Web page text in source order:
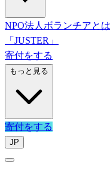
NPO法人ボランチアとは
「JUSTER」
寄付をする
もっと見る
寄付をする
JP